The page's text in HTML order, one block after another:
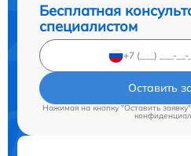
Бесплатная
специалистом
Оставить
Нажимая на кнопку "Оставить